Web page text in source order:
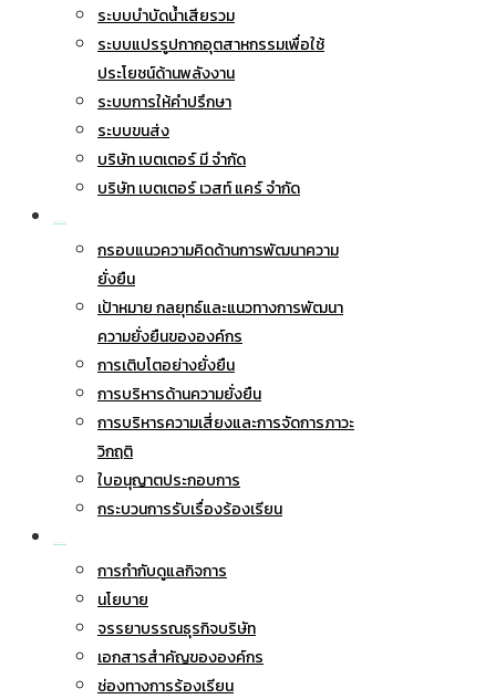
ระบบบำบัดน้ำเสียรวม
ระบบแปรรูปกากอุตสาหกรรมเพื่อใช้
ประโยชน์ด้านพลังงาน
ระบบการให้คำปรึกษา
ระบบขนส่ง
บริษัท เบตเตอร์ มี จำกัด
บริษัท เบตเตอร์ เวสท์ แคร์ จำกัด
กรอบแนวความคิดด้านการพัฒนาความ
ยั่งยืน
เป้าหมาย กลยุทธ์และแนวทางการพัฒนา
ความยั่งยืนขององค์กร
การเติบโตอย่างยั่งยืน
การบริหารด้านความยั่งยืน
การบริหารความเสี่ยงและการจัดการภาวะ
วิกฤติ
ใบอนุญาตประกอบการ
กระบวนการรับเรื่องร้องเรียน
การกำกับดูแลกิจการ
นโยบาย
จรรยาบรรณธุรกิจบริษัท
เอกสารสำคัญขององค์กร
ช่องทางการร้องเรียน